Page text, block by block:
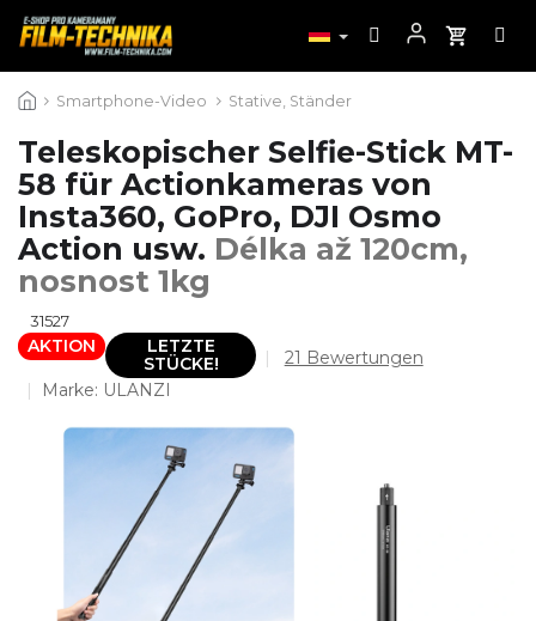
Inhalt Smartphone-Video Stative, Ständer
Teleskopischer Selfie-Stick MT-
58 für Actionkameras von
Insta360, GoPro, DJI Osmo
Action usw. Délka až 120cm,
nosnost 1kg
31527
AKTION
LETZTE
STÜCKE!
Die
ist
4,3
21 Bewertungen
Marke: ULANZI